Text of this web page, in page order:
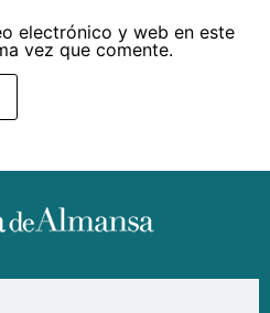
electrónico y web en este
vez que comente.